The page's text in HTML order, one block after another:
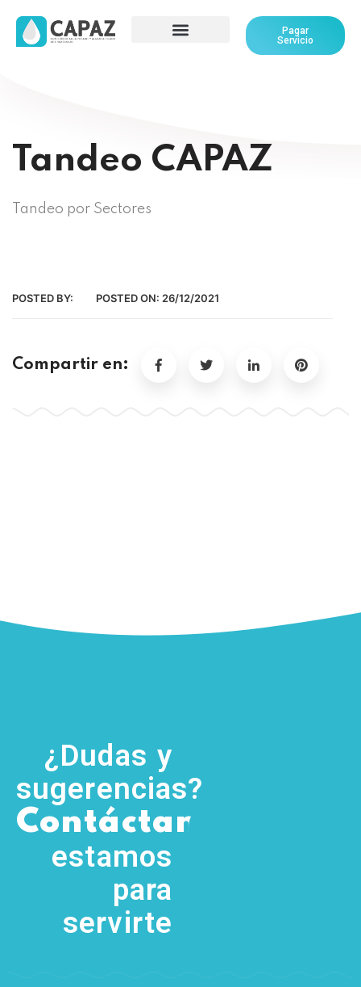
Pagar
Servicio
Tandeo CAPAZ
Tandeo por Sectores
POSTED BY: POSTED ON: 26/12/2021
Compartir en:
¿Dudas y
sugerencias?
Contáctanos
estamos
para
servirte